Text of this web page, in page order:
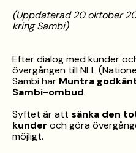
(Uppdaterad 20 oktober
kring Sambi)
Efter dialog med kunder
övergången till NLL
Sambi har Muntra
Sambi-ombud.
Syftet är att sänka den
kunder och göra
möjligt.